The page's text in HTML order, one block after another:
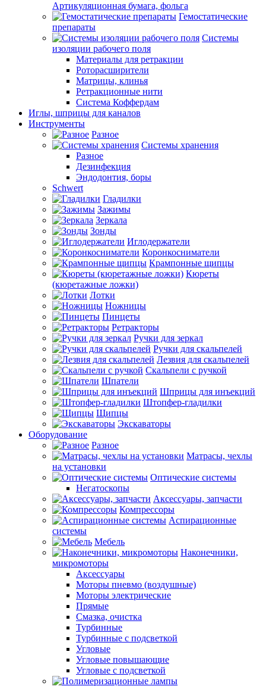
Артикуляционная бумага, фольга
Гемостатические
препараты
Системы
изоляции рабочего поля
Материалы для ретракции
Роторасширители
Матрицы, клинья
Ретракционные нити
Система Коффердам
Иглы, шприцы для каналов
Инструменты
Разное
Системы хранения
Разное
Дезинфекция
Эндодонтия, боры
Schwert
Гладилки
Зажимы
Зеркала
Зонды
Иглодержатели
Коронкосниматели
Крампонные щипцы
Кюреты
(кюретажные ложки)
Лотки
Ножницы
Пинцеты
Ретракторы
Ручки для зеркал
Ручки для скальпелей
Лезвия для скальпелей
Скальпели с ручкой
Шпатели
Шприцы для инъекций
Штопфер-гладилки
Щипцы
Экскаваторы
Оборудование
Разное
Матрасы, чехлы
на установки
Оптические системы
Негатоскопы
Аксессуары, запчасти
Компрессоры
Аспирационные
системы
Мебель
Наконечники,
микромоторы
Аксессуары
Моторы пневмо (воздушные)
Моторы электрические
Прямые
Смазка, очистка
Турбинные
Турбинные с подсветкой
Угловые
Угловые повышающие
Угловые с подсветкой